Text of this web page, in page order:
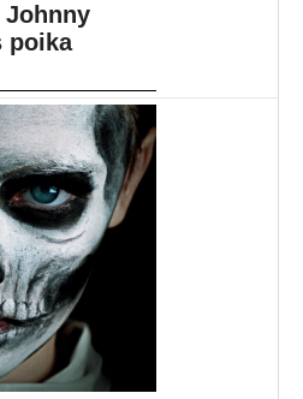
Johnny
poika
julkaisi